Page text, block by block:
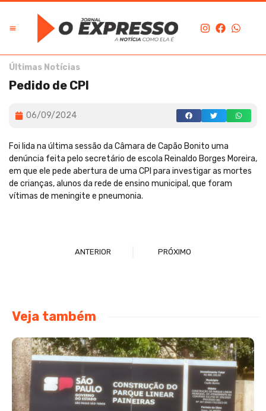
Últimas Notícias
Pedido de CPI
06/09/2024
Foi lida na última sessão da Câmara de Capão Bonito uma
denúncia feita pelo secretário de escola Reinaldo Borges Moreira,
em que ele pede abertura de uma CPI para investigar as mortes
de crianças, alunos da rede de ensino municipal, que foram
vítimas de meningite e pneumonia.
ANTERIOR PRÓXIMO
Veja também